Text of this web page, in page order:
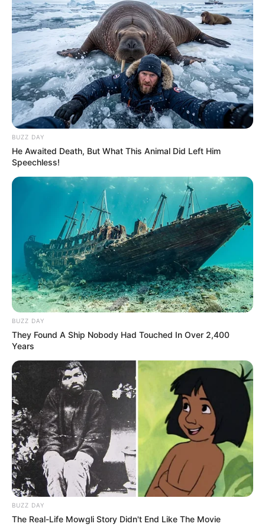
BUZZ DAY
He Awaited Death, But What This Animal Did Left Him
Speechless!
BUZZ DAY
They Found A Ship Nobody Had Touched In Over 2,400
Years
BUZZ DAY
The Real-Life Mowgli Story Didn't End Like The Movie